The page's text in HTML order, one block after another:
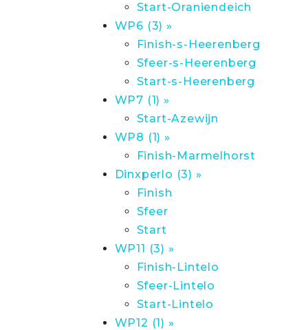
Start-Oraniendeich
WP6 (3) »
Finish-s-Heerenberg
Sfeer-s-Heerenberg
Start-s-Heerenberg
WP7 (1) »
Start-Azewijn
WP8 (1) »
Finish-Marmelhorst
Dinxperlo (3) »
Finish
Sfeer
Start
WP11 (3) »
Finish-Lintelo
Sfeer-Lintelo
Start-Lintelo
WP12 (1) »